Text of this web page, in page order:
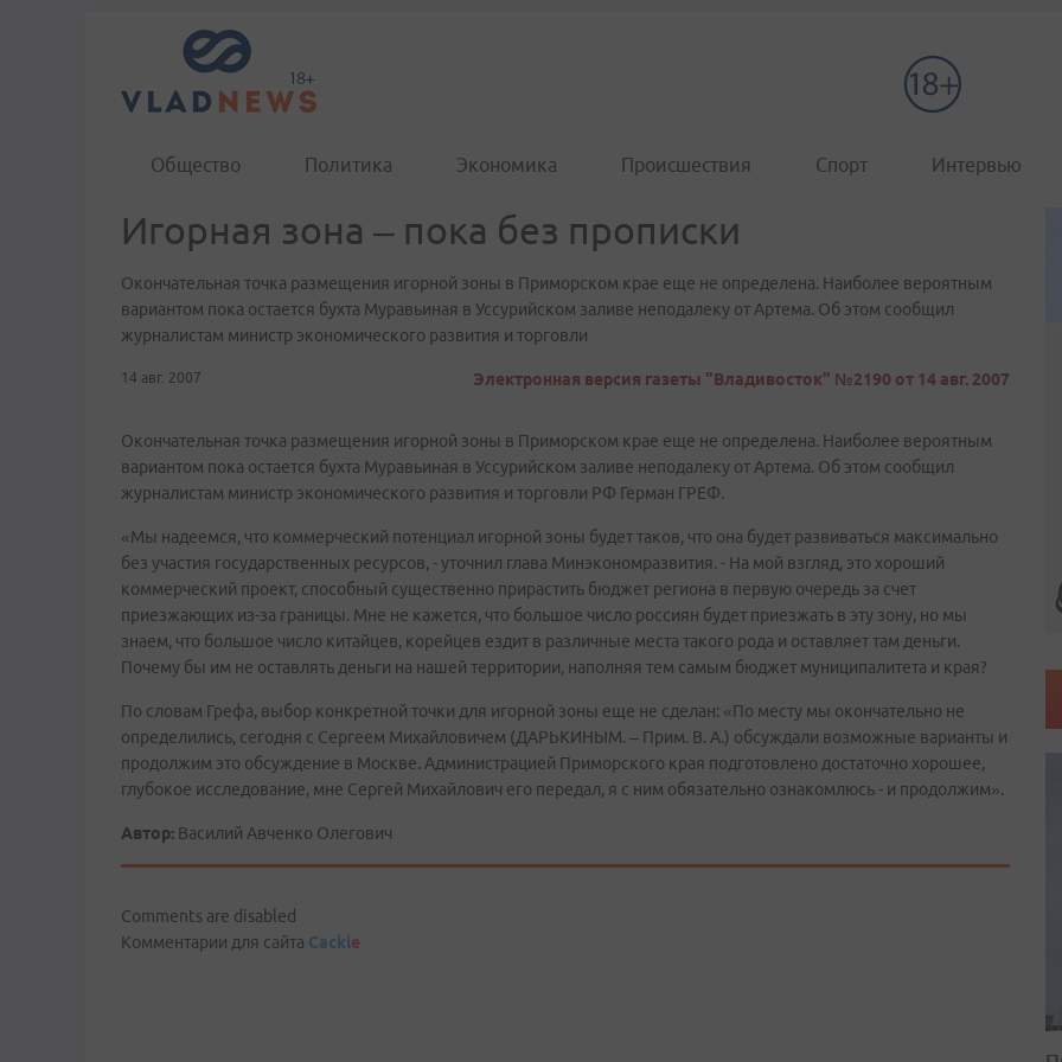
Общество Политика Экономика Происшествия Спорт Интервью
Игорная зона – пока без прописки
Окончательная точка размещения игорной зоны в Приморском крае еще не определена. Наиболее вероятным
вариантом пока остается бухта Муравьиная в Уссурийском заливе неподалеку от Артема. Об этом сообщил
журналистам министр экономического развития и торговли
14 авг. 2007 Электронная версия газеты "Владивосток" №2190 от 14 авг. 2007
Окончательная точка размещения игорной зоны в Приморском крае еще не определена. Наиболее вероятным
вариантом пока остается бухта Муравьиная в Уссурийском заливе неподалеку от Артема. Об этом сообщил
журналистам министр экономического развития и торговли РФ Герман ГРЕФ.
«Мы надеемся, что коммерческий потенциал игорной зоны будет таков, что она будет развиваться максимально
без участия государственных ресурсов, - уточнил глава Минэкономразвития. - На мой взгляд, это хороший
коммерческий проект, способный существенно прирастить бюджет региона в первую очередь за счет
приезжающих из-за границы. Мне не кажется, что большое число россиян будет приезжать в эту зону, но мы
знаем, что большое число китайцев, корейцев ездит в различные места такого рода и оставляет там деньги.
Почему бы им не оставлять деньги на нашей территории, наполняя тем самым бюджет муниципалитета и края?
По словам Грефа, выбор конкретной точки для игорной зоны еще не сделан: «По месту мы окончательно не
определились, сегодня с Сергеем Михайловичем (ДАРЬКИНЫМ. – Прим. В. А.) обсуждали возможные варианты и
продолжим это обсуждение в Москве. Администрацией Приморского края подготовлено достаточно хорошее,
глубокое исследование, мне Сергей Михайлович его передал, я с ним обязательно ознакомлюсь - и продолжим».
Автор: Василий Авченко Олегович
Comments are disabled
Комментарии для сайта Cackle